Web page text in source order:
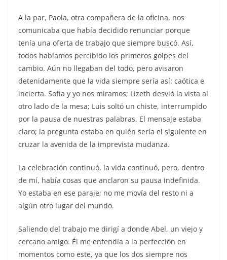
A la par, Paola, otra compañera de la oficina, nos
comunicaba que había decidido renunciar porque
tenía una oferta de trabajo que siempre buscó. Así,
todos habíamos percibido los primeros golpes del
cambio. Aún no llegaban del todo, pero avisaron
detenidamente que la vida siempre sería así: caótica e
incierta. Sofía y yo nos miramos; Lizeth desvió la vista al
otro lado de la mesa; Luis soltó un chiste, interrumpido
por la pausa de nuestras palabras. El mensaje estaba
claro; la pregunta estaba en quién sería el siguiente en
cruzar la avenida de la imprevista mudanza.
La celebración continuó, la vida continuó, pero, dentro
de mí, había cosas que anclaron su pausa indefinida.
Yo estaba en ese paraje; no me movía del resto ni a
algún otro lugar del mundo.
Saliendo del trabajo me dirigí a donde Abel, un viejo y
cercano amigo. Él me entendía a la perfección en
momentos como este, ya que los dos siempre nos